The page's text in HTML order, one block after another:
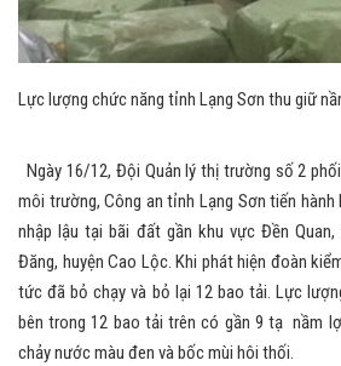
Lực lượng chức năng tỉnh Lạng Sơn thu giữ
Ngày 16/12, Đội Quản lý thị trường số 2
môi trường, Công an tỉnh Lạng Sơn tiến
nhập lậu tại bãi đất gần khu vực Đền
Đăng, huyện Cao Lộc. Khi phát hiện đoàn
tức đã bỏ chạy và bỏ lại 12 bao tải. Lực
bên trong 12 bao tải trên có gần 9 tạ nầm
chảy nước màu đen và bốc mùi hôi thối.